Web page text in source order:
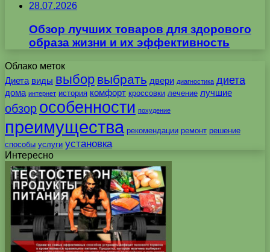
28.07.2026
Обзор лучших товаров для здорового
образа жизни и их эффективность
Облако меток
Диета виды выбор выбрать двери диагностика диета
дома интернет история комфорт кроссовки лечение лучшие
обзор особенности похудение
преимущества рекомендации ремонт решение
способы услуги установка
Интересно